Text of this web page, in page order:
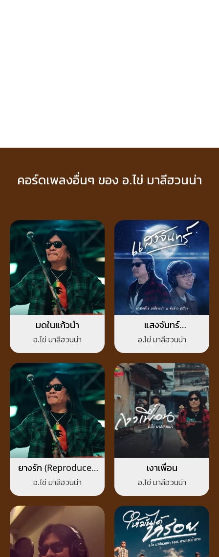
คอร์ดเพลงอื่นๆ ของ อ.ไข่ มาลีฮวนน่า
มดในแก้วน้ำ
อ.ไข่ มาลีฮวนน่า
แสงจันทร์
(Reproduced)
อ.ไข่ มาลีฮวนน่า
ยางรัก (Reproduced
2026)
อ.ไข่ มาลีฮวนน่า
เงาเพื่อน
อ.ไข่ มาลีฮวนน่า